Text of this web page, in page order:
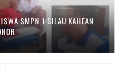
SMPN 1 SILAU KAHEAN